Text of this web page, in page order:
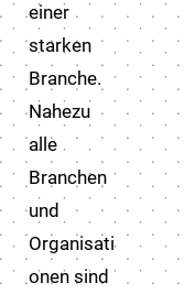
einer
starken
Branche.
Nahezu
alle
Branchen
und
Organisati
onen sind